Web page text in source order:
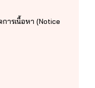
ารเนื้อหา (Notice